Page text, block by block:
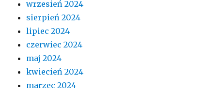
wrzesień 2024
sierpień 2024
lipiec 2024
czerwiec 2024
maj 2024
kwiecień 2024
marzec 2024